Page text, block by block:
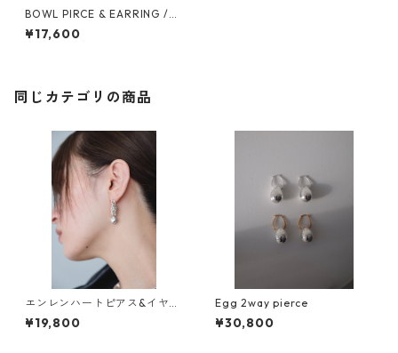
BOWL PIRCE & EARRING /SL
V
¥17,600
同じカテゴリの商品
エンレンハートピアス&イヤリ
ング
¥19,800
Egg 2way pierce
¥30,800